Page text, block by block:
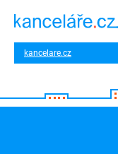
kancelare.cz